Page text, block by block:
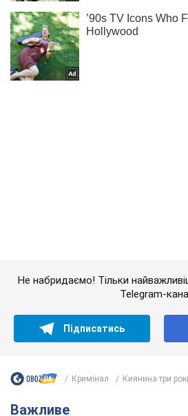
Красуня зі Львова з рекордом